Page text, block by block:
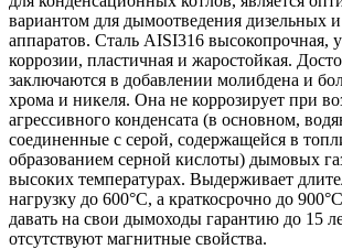
вариантом для дымоотведения дизельных
аппаратов. Сталь AISI316 высокопрочная,
коррозии, пластичная и жаростойкая.
заключаются в добавлении молибдена и
хрома и никеля. Она не коррозирует при
агрессивного конденсата (в основном,
соединенные с серой, содержащейся в
образованием серной кислоты) дымовых
высоких температурах. Выдерживает
нагрузку до 600°С, а краткосрочно до
давать на свои дымоходы гарантию до 15
отсутствуют магнитные свойства.